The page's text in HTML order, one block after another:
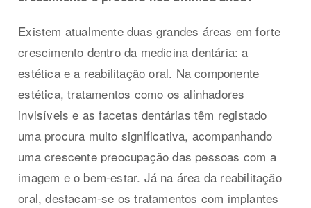
Existem atualmente duas grandes áreas em forte
crescimento dentro da medicina dentária: a
estética e a reabilitação oral. Na componente
estética, tratamentos como os alinhadores
invisíveis e as facetas dentárias têm registado
uma procura muito significativa, acompanhando
uma crescente preocupação das pessoas com a
imagem e o bem-estar. Já na área da reabilitação
oral, destacam-se os tratamentos com implantes